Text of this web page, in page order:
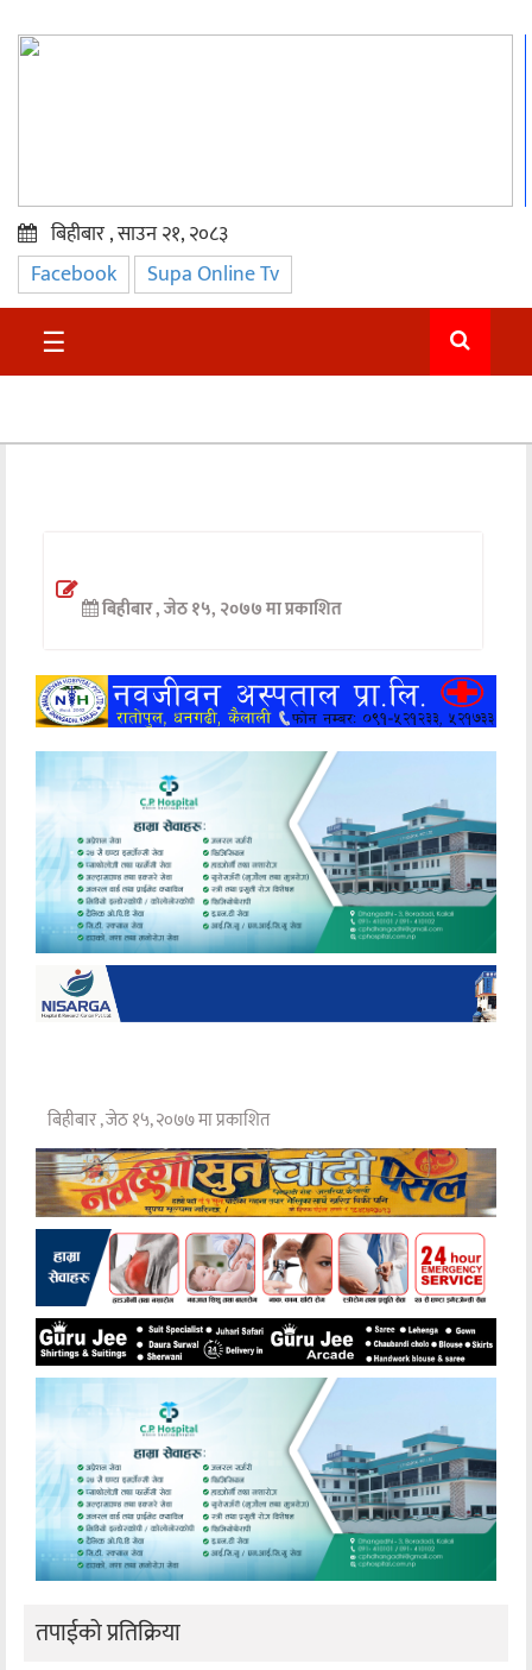
प्रमुख
समाचार
सुदुर
अन्तर्वार्ता
खेलकुद
मनोरञ्जन
अन्य
बिहीबार , साउन २१, २०८३
Facebook Supa Online Tv
☰
बिहीबार , जेठ १५, २०७७ मा प्रकाशित
बिहीबार , जेठ १५, २०७७ मा प्रकाशित
तपाईको प्रतिक्रिया